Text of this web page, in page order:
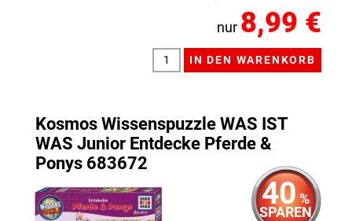
nur 8,99 €
Kosmos Wissenspuzzle WAS IST
WAS Junior Entdecke Pferde &
Ponys 683672
40 %
SPAREN